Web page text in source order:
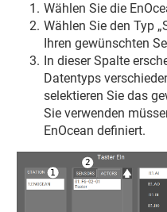
Wählen Sie die
Wählen Sie den Typ
Ihren gewünschten
In dieser Spalte
Datentyps
selektieren Sie das
Sie verwenden
EnOcean definiert.